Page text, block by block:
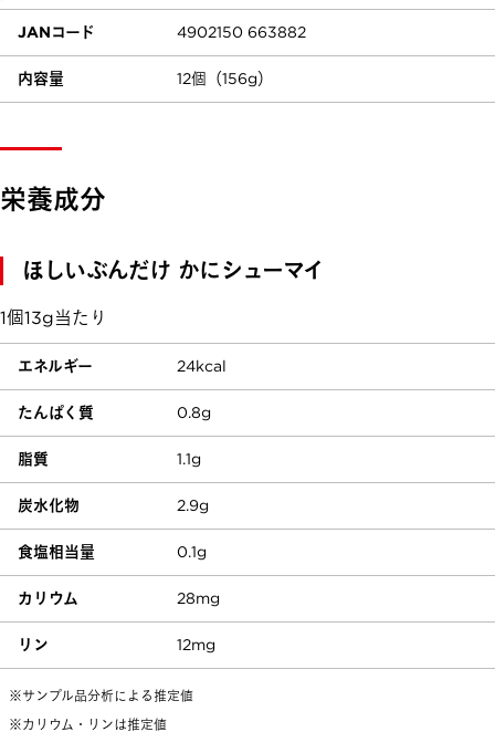
JANコード 4902150 663882
内容量 12個（156g）
栄養成分
ほしいぶんだけ かにシューマイ
1個13g当たり
エネルギー 24kcal
たんぱく質 0.8g
脂質 1.1g
炭水化物 2.9g
食塩相当量 0.1g
カリウム 28mg
リン 12mg
※サンプル品分析による推定値
※カリウム・リンは推定値